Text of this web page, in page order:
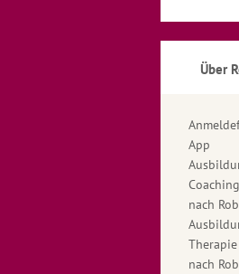
Über
App
Coaching
nach
Therapie
nach